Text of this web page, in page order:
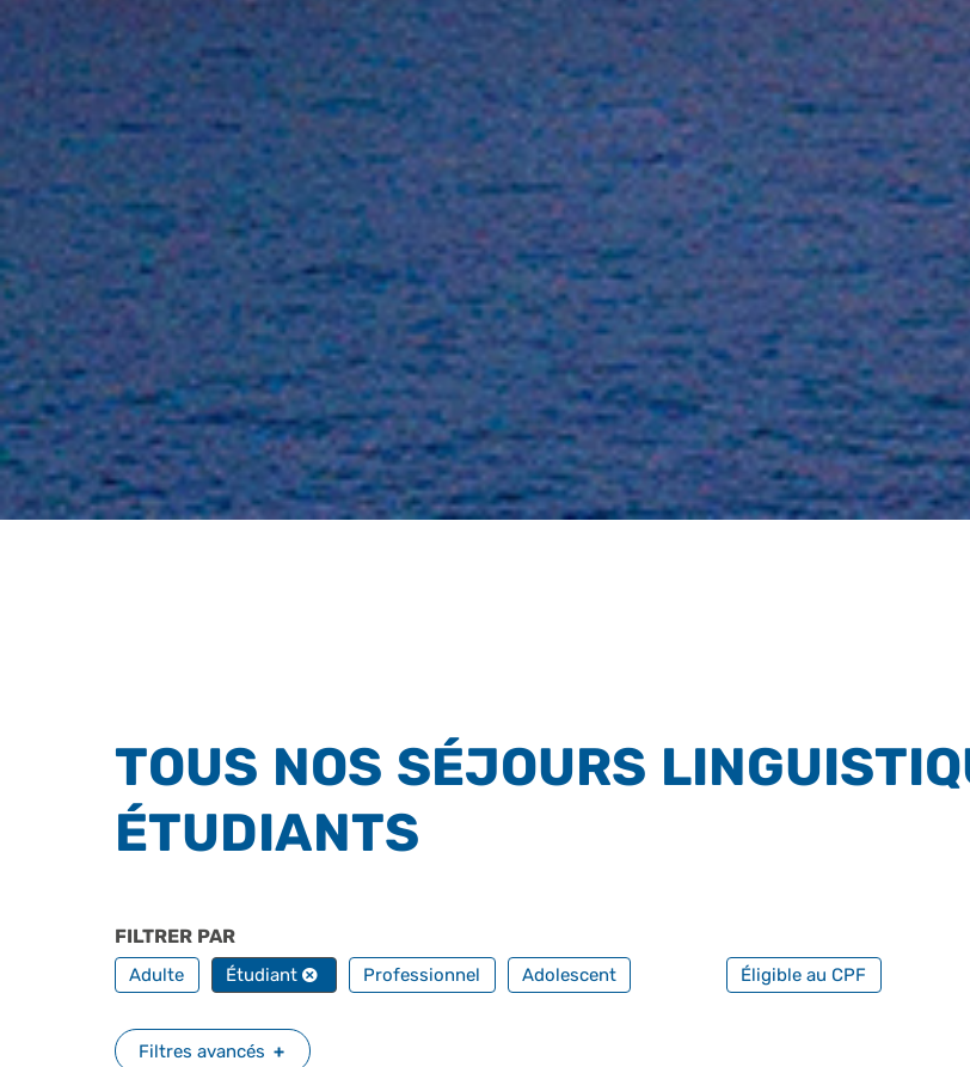
TOUS NOS SÉJOURS
ÉTUDIANTS
FILTRER PAR
Adulte Étudiant Professionnel Adolescent Éligible au CPF
Filtres avancés